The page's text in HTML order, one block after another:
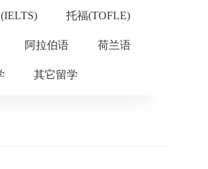
托福(TOFLE)
阿拉伯语 荷兰语
其它留学